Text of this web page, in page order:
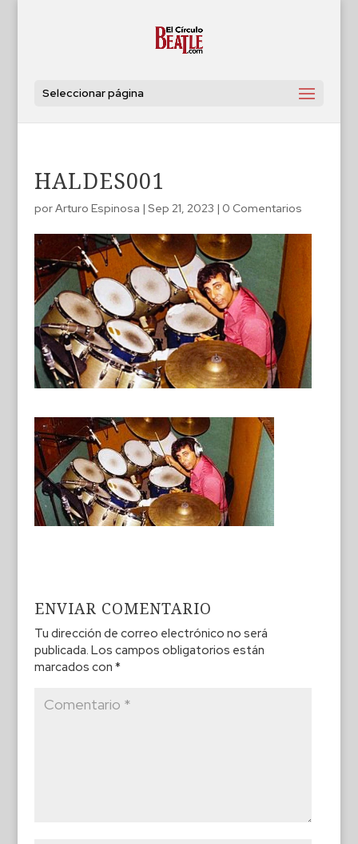
Seleccionar página
HALDES001
porArturo Espinosa | Sep 21, 2023 | 0 Comentarios
ENVIAR COMENTARIO
Tu dirección de correo electrónico no será
publicada. Los campos obligatorios están
marcados con *